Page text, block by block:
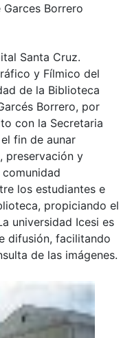
Borrero
Santa Cruz.
y Fílmico del
de la Biblioteca
Borrero, por
con la Secretaria
fin de aunar
preservación y
los estudiantes e
propiciando el
universidad Icesi es
difusión, facilitando
de las imágenes.